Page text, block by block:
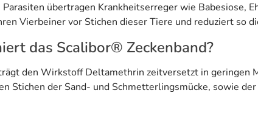
Parasiten übertragen Krankheitserreger wie Babesiose,
Vierbeiner vor Stichen dieser Tiere und reduziert so
das Scalibor® Zeckenband?
den Wirkstoff Deltamethrin zeitversetzt in geringen
Stichen der Sand- und Schmetterlingsmücke, sowie